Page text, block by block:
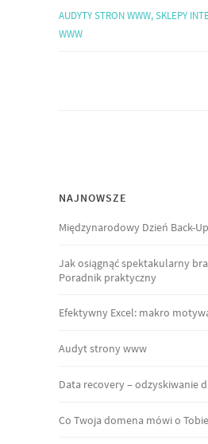
AUDYTY STRON WWW,SKLEPY
WWW
NAJNOWSZE
Międzynarodowy Dzień Back-Up
Jak osiągnąć spektakularny
Poradnik praktyczny
Efektywny Excel: makro
Audyt strony www
Data recovery – odzyskiwanie
Co Twoja domena mówi o Tobie